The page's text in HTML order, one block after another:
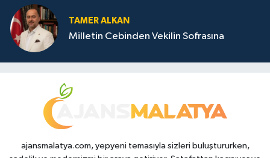
TAMER ALKAN
Milletin Cebinden Vekilin Sofrasına
ajansmalatya.com, yepyeni temasıyla sizleri buluştururken,